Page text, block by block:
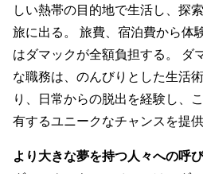
しい熱帯の目的地で生活し、探
旅に出る。 旅費、宿泊費から体
はダマックが全額負担する。 ダ
な職務は、のんびりとした生活
り、日常からの脱出を経験し、
有するユニークなチャンスを提供
より大きな夢を持つ人々への呼